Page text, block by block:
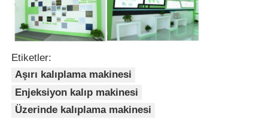
LSR dozlama sistemi
Aşırı kalıplama makinesi
Enjeksiyon kalıplama makinesi aksesuarları
Etiketler:
Aşırı kalıplama makinesi
Enjeksiyon kalıp makinesi
Üzerinde kalıplama makinesi